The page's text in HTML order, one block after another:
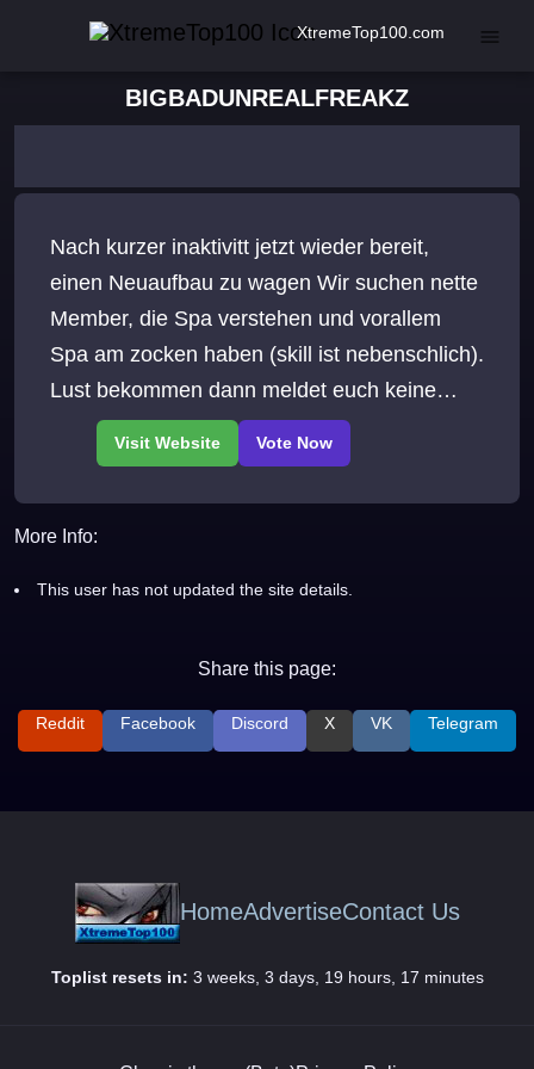
XtremeTop100.com
BIGBADUNREALFREAKZ
Nach kurzer inaktivitt jetzt wieder bereit,
einen Neuaufbau zu wagen Wir suchen nette
Member, die Spa verstehen und vorallem
Spa am zocken haben (skill ist nebenschlich).
Lust bekommen dann meldet euch keine
Angst, wir beien nicht -)
More Info:
This user has not updated the site details.
Share this page:
Reddit Facebook Discord X VK Telegram
HomeAdvertiseContact Us
Toplist resets in: 3 weeks, 3 days, 19 hours, 17 minutes